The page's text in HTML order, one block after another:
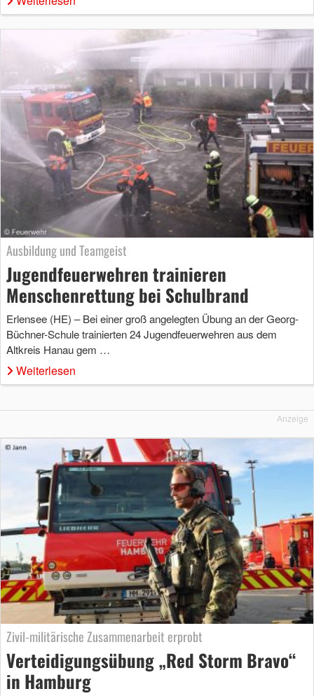
Ausbildung und Teamgeist
Jugendfeuerwehren trainieren
Menschenrettung bei Schulbrand
Erlensee (HE) – Bei einer groß angelegten Übung an der Georg-
Büchner-Schule trainierten 24 Jugendfeuerwehren aus dem
Altkreis Hanau gem …
Weiterlesen
Anzeige
Zivil-militärische Zusammenarbeit erprobt
Verteidigungsübung „Red Storm Bravo“
in Hamburg